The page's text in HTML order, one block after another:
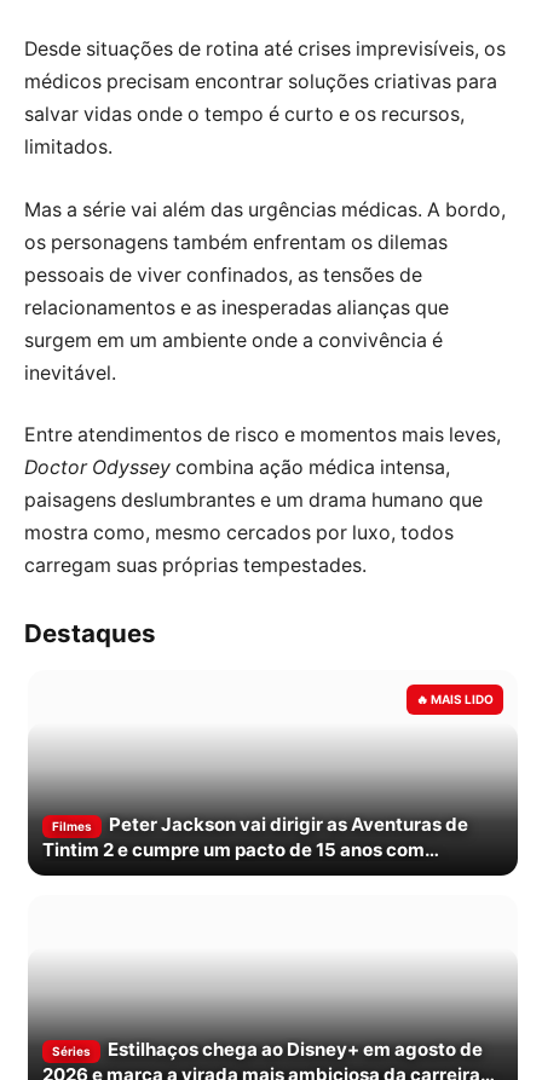
Desde situações de rotina até crises imprevisíveis, os
médicos precisam encontrar soluções criativas para
salvar vidas onde o tempo é curto e os recursos,
limitados.
Mas a série vai além das urgências médicas. A bordo,
os personagens também enfrentam os dilemas
pessoais de viver confinados, as tensões de
relacionamentos e as inesperadas alianças que
surgem em um ambiente onde a convivência é
inevitável.
Entre atendimentos de risco e momentos mais leves,
Doctor Odyssey combina ação médica intensa,
paisagens deslumbrantes e um drama humano que
mostra como, mesmo cercados por luxo, todos
carregam suas próprias tempestades.
Destaques
Filmes
Peter Jackson vai dirigir as Aventuras de
Tintim 2 e cumpre um pacto de 15 anos com
Spielberg
Séries
Estilhaços chega ao Disney+ em agosto de
2026 e marca a virada mais ambiciosa da carreira